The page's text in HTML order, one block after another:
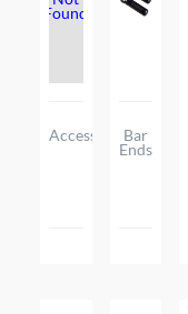
Found
AccessoarerBar
Ends